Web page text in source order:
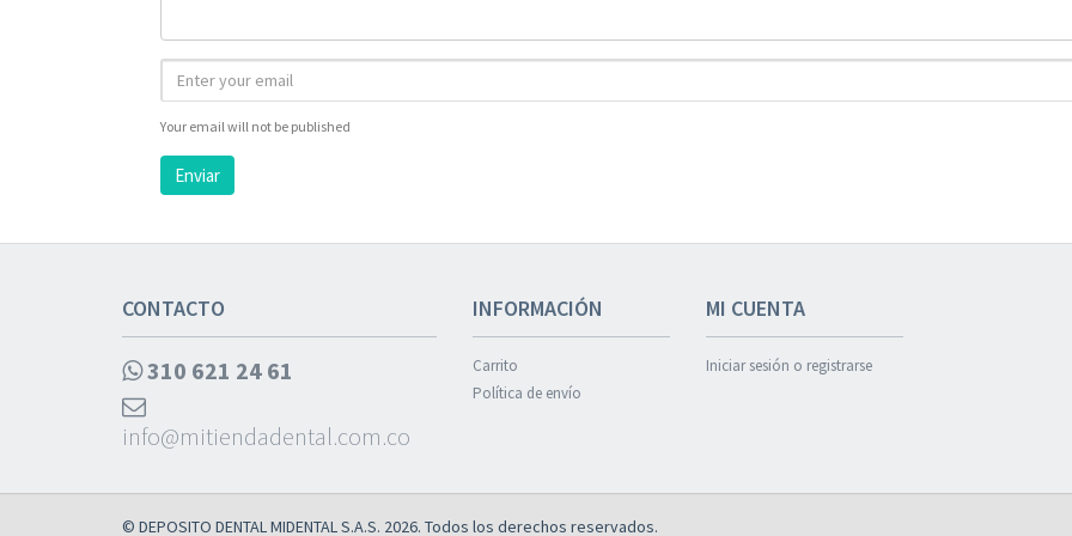
Your email will not be published
Enviar
CONTACTO
310 621 24 61
info@mitiendadental.com.co
INFORMACIÓN
Carrito
Política de envío
MI CUENTA
Iniciar sesión o registrarse
© DEPOSITO DENTAL MIDENTAL S.A.S. 2026. Todos los derechos reservados.